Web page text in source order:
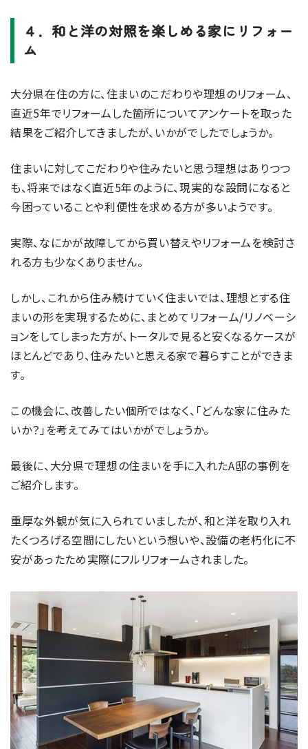
４．和と洋の対照を楽しめる家にリフォー
ム
大分県在住の方に、住まいのこだわりや理想のリフォーム、
直近5年でリフォームした箇所についてアンケートを取った
結果をご紹介してきましたが、いかがでしたでしょうか。
住まいに対してこだわりや住みたいと思う理想はありつつ
も、将来ではなく直近5年のように、現実的な設問になると
今困っていることや利便性を求める方が多いようです。
実際、なにかが故障してから買い替えやリフォームを検討さ
れる方も少なくありません。
しかし、これから住み続けていく住まいでは、理想とする住
まいの形を実現するために、まとめてリフォーム/リノベーシ
ョンをしてしまった方が、トータルで見ると安くなるケースが
ほとんどであり、住みたいと思える家で暮らすことができま
す。
この機会に、改善したい個所ではなく、「どんな家に住みた
いか？」を考えてみてはいかがでしょうか。
最後に、大分県で理想の住まいを手に入れたA邸の事例を
ご紹介します。
重厚な外観が気に入られていましたが、和と洋を取り入れ
たくつろげる空間にしたいという想いや、設備の老朽化に不
安があったため実際にフルリフォームされました。